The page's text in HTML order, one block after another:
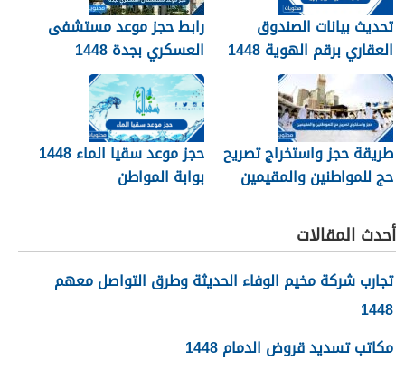
تحديث بيانات الصندوق
العقاري برقم الهوية 1448
الرابط والخطوات
رابط حجز موعد مستشفى
العسكري بجدة 1448
طريقة حجز واستخراج تصريح
حج للمواطنين والمقيمين
حجز موعد سقيا الماء 1448
بوابة المواطن
أحدث المقالات
تجارب شركة مخيم الوفاء الحديثة وطرق التواصل معهم
1448
مكاتب تسديد قروض الدمام 1448